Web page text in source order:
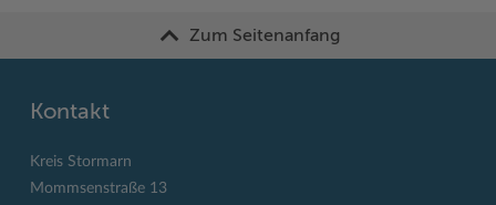
Zum Seitenanfang
Kontakt
Kreis Stormarn
Mommsenstraße 13